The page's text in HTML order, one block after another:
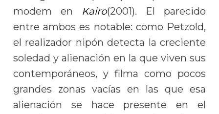
modem en Kairo(2001). El parecido
entre ambos es notable: como Petzold,
el realizador nipón detecta la creciente
soledad y alienación en la que viven sus
contemporáneos, y filma como pocos
grandes zonas vacías en las que esa
alienación se hace presente en el